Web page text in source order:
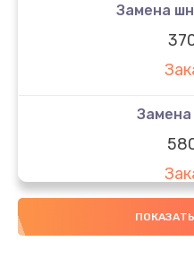
Замена
Замена